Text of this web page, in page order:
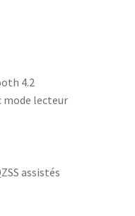
4.2
mode lecteur
assistés